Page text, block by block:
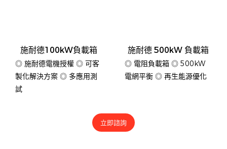
施耐德100kW負載箱
◎ 施耐德電機授權 ◎ 可客
製化解決方案 ◎ 多應用測
試
施耐德 500kW 負載箱
◎ 電阻負載箱 ◎ 500kW
電網平衡 ◎ 再生能源優化
立即諮詢